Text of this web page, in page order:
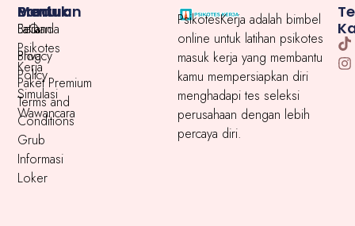
PsikotesKerja adalah bimbel
online untuk latihan psikotes
masuk kerja yang membantu
kamu mempersiapkan diri
menghadapi tes seleksi
perusahaan dengan lebih
percaya diri.
Menu
Beranda
Blog
Paket Premium
Produk
Latihan
Psikotes
Kerja
Simulasi
Wawancara
Grub
Informasi
Loker
Bantuan
FaQ
Privacy
Policy
Terms and
Conditions